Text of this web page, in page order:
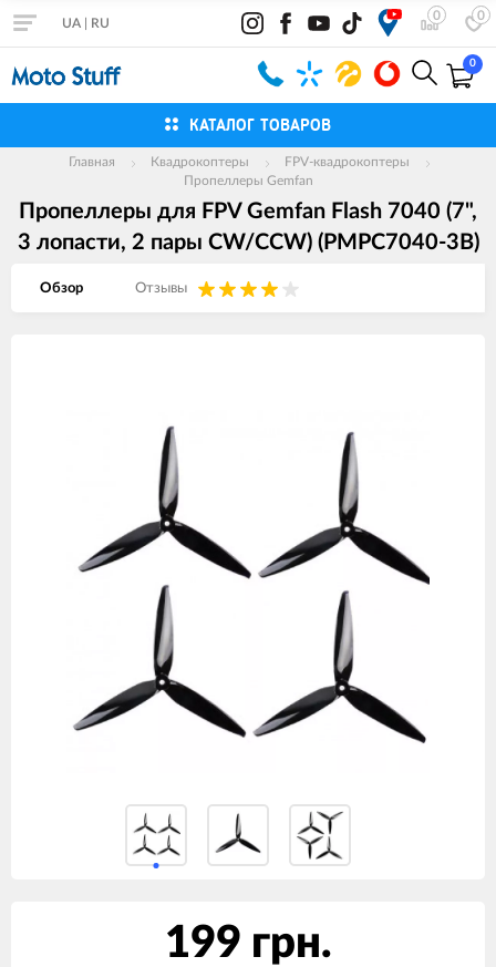
0 0
UA RU
0
КАТАЛОГ ТОВАРОВ
Главная Квадрокоптеры
FPV-квадрокоптеры
Пропеллеры Gemfan
Пропеллеры для FPV Gemfan Flash 7040 (7",
3 лопасти, 2 пары CW/CCW) (PMPC7040-3B)
Обзор Отзывы
199 грн.